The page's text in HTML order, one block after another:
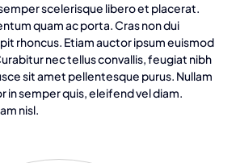
scelerisque libero et placerat.
quam ac porta. Cras non dui
rhoncus. Etiam auctor ipsum euismod
nec tellus convallis, feugiat nibh
sit amet pellentesque purus. Nullam
in semper quis, eleifend vel diam.
nisl.